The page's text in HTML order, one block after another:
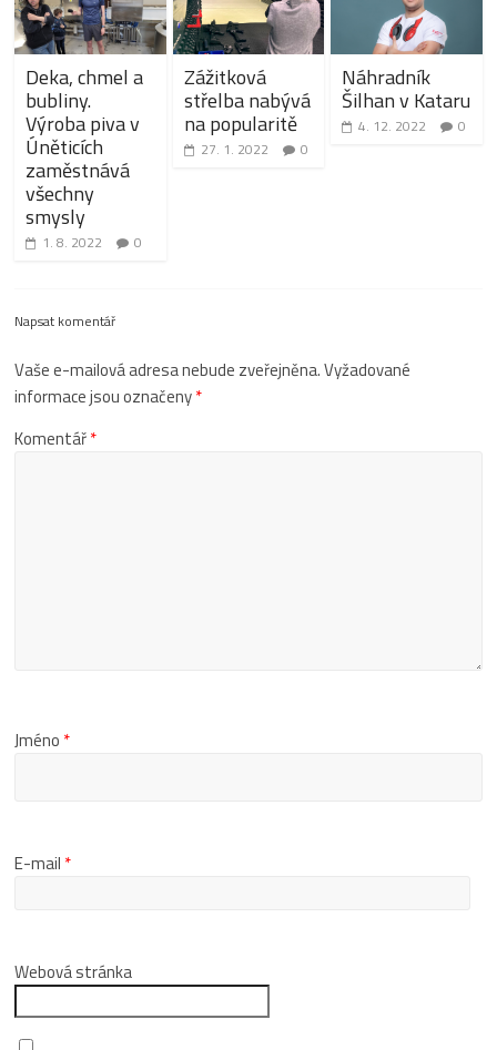
Deka, chmel a
bubliny.
Výroba piva v
Úněticích
zaměstnává
všechny
smysly
1. 8. 2022 0
Zážitková
střelba nabývá
na popularitě
27. 1. 2022 0
Náhradník
Šilhan v Kataru
4. 12. 2022 0
Napsat komentář
Vaše e-mailová adresa nebude zveřejněna.Vyžadované
informace jsou označeny*
Komentář*
Jméno *
E-mail *
Webová stránka